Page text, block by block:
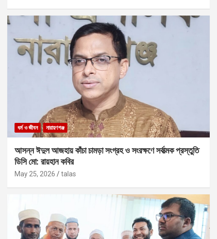
ধর্ম ও জীবন নারায়ণগঞ্জ
আসন্ন ঈদুল আজহায় কাঁচা চামড়া সংগ্রহ ও সংরক্ষণে সর্বাত্মক প্রস্তুতি
ডিসি মো: রায়হান কবির
May 25, 2026 talas